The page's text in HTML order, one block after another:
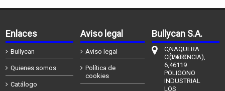
Enlaces
Bullycan
Quienes somos
Catálogo
Aviso legal
Aviso legal
Política de
cookies
Bullycan S.A.
C/
CÉFIERO
6,
POLIGONO
INDUSTRIAL
LOS
NAQUERA
(VALENCIA),
46119